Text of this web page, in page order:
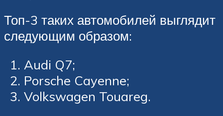
Топ-3 таких автомобилей выглядит
следующим образом:
Audi Q7;
Porsche Cayenne;
Volkswagen Touareg.